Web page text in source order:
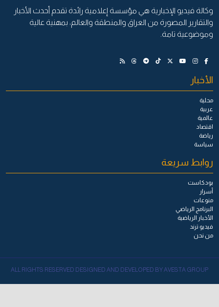
وكالة فيديو الإخبارية هي مؤسسة إعلامية رائدة تقدم أحدث الأخبار
والتقارير المصورة من العراق والمنطقة والعالم، بمهنية عالية
وموضوعية تامة.
الأخبار
محلية
عربية
عالمية
اقتصاد
رياضة
سياسة
روابط سريعة
بودكاست
أسرار
منوعات
البرنامج الرياضي
الأخبار الرياضية
فيديو ترند
من نحن
ALL RIGHTS RESERVED DESIGNED AND DEVELOPED BY AVESTA GROUP